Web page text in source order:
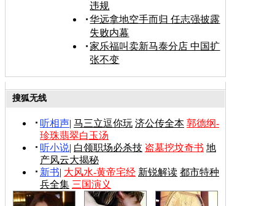
违规
华远拿地空手而归 任志强披露
失败内幕
家乐福叫卖新马泰分店 中国扩
张不变
搜狐无线
听相声| 马三立逗你玩 济公传全本 郭德纲-
珍珠翡翠白玉汤
听小说| 白领职场必杀技 盗墓挖坟奇书 地
产风云大揭秘
新书| 大风水-黄帝宅经 新锐解读 都市特种
兵全集 三国演义